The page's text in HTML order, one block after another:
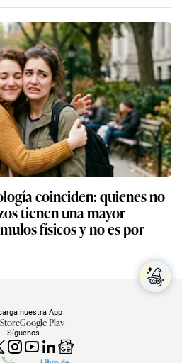
coinciden: quienes no
tienen una mayor
físicos y no es por
Síguenos
nuestra App
Google Play